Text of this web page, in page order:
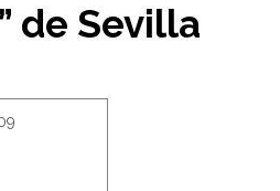
de Sevilla